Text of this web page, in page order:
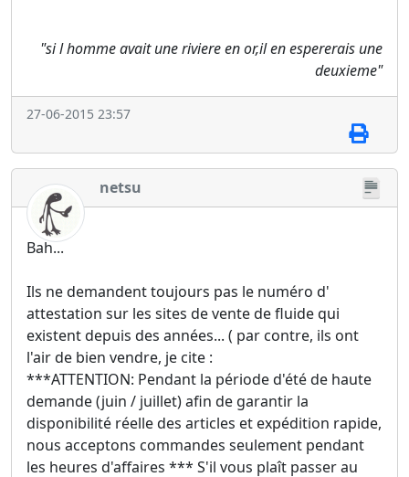
"si l homme avait une riviere en or,il en espererais une
deuxieme"
27-06-2015 23:57
netsu
Bah...
Ils ne demandent toujours pas le numéro d'
attestation sur les sites de vente de fluide qui
existent depuis des années... ( par contre, ils ont
l'air de bien vendre, je cite :
***ATTENTION: Pendant la période d'été de haute
demande (juin / juillet) afin de garantir la
disponibilité réelle des articles et expédition rapide,
nous acceptons commandes seulement pendant
les heures d'affaires *** S'il vous plaît passer au